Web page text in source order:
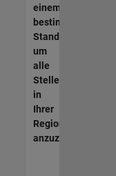
einem
bestimmten
Standort,
um
alle
Stellenangebote
in
Ihrer
Region
anzuzeigen.